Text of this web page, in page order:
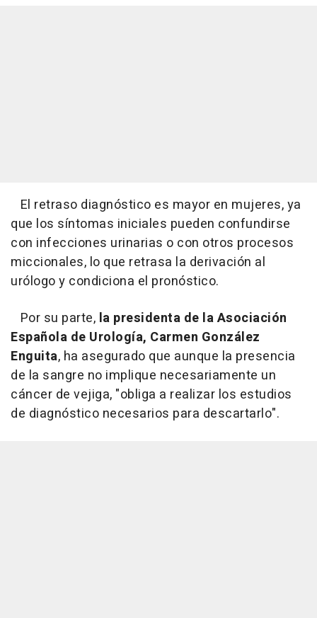
El retraso diagnóstico es mayor en mujeres, ya
que los síntomas iniciales pueden confundirse
con infecciones urinarias o con otros procesos
miccionales, lo que retrasa la derivación al
urólogo y condiciona el pronóstico.
Por su parte, la presidenta de la Asociación
Española de Urología, Carmen González
Enguita, ha asegurado que aunque la presencia
de la sangre no implique necesariamente un
cáncer de vejiga, "obliga a realizar los estudios
de diagnóstico necesarios para descartarlo".